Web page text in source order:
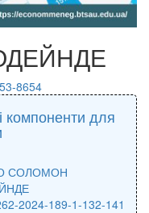
8654
компоненти для
СОЛОМОН
2024-189-1-132-141